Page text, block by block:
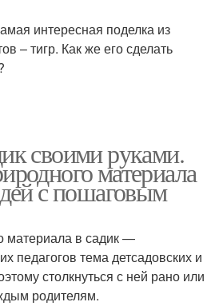
интересная поделка из
– тигр. Как же его сделать
своими руками.
материала
с пошаговым
материала в садик —
педагогов тема детсадовских и
столкнуться с ней рано или
родителям.